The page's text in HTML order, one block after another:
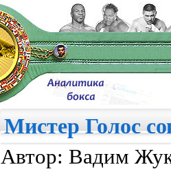
Мистер Голос
Автор: Вадим